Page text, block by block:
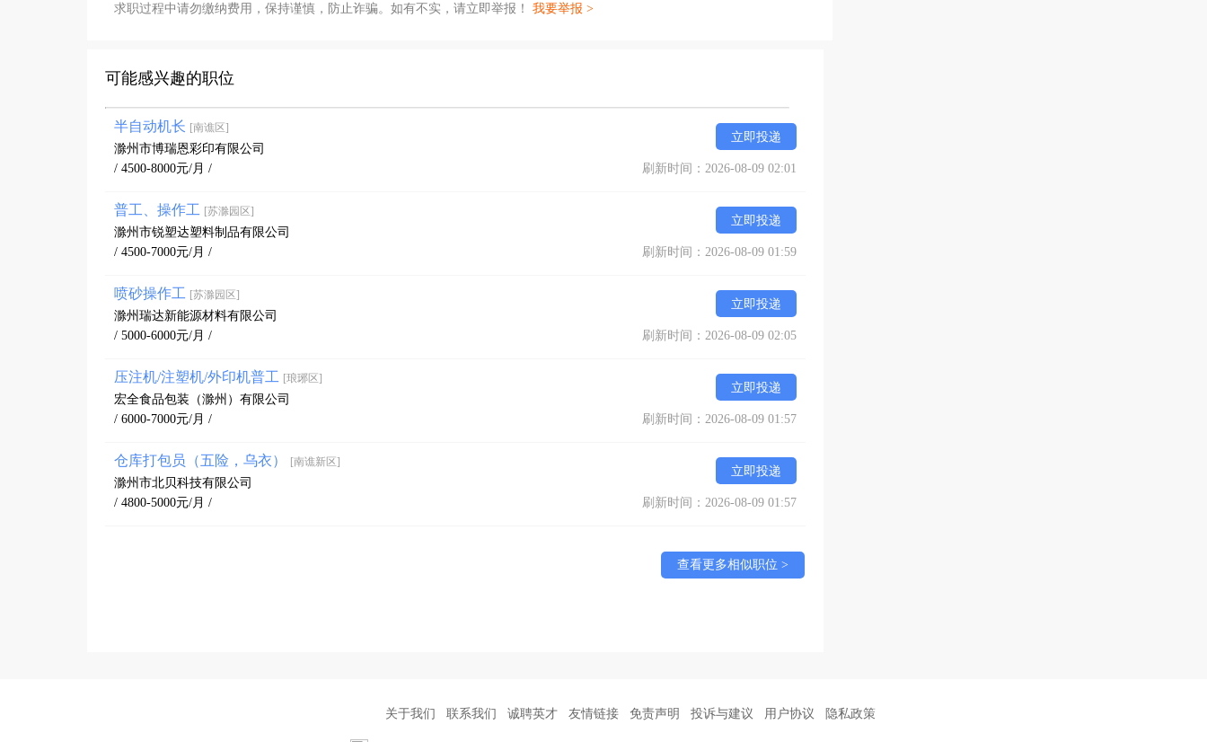
求职过程中请勿缴纳费用，保持谨慎，防止诈骗。如有不实，请立即举报！ 我要举报 >
可能感兴趣的职位
半自动机长 [南谯区]
立即投递
滁州市博瑞恩彩印有限公司
/ 4500-8000元/月 /
刷新时间：2026-08-09 02:01
普工、操作工 [苏滁园区]
立即投递
滁州市锐塑达塑料制品有限公司
/ 4500-7000元/月 /
刷新时间：2026-08-09 01:59
喷砂操作工 [苏滁园区]
立即投递
滁州瑞达新能源材料有限公司
/ 5000-6000元/月 /
刷新时间：2026-08-09 02:05
压注机/注塑机/外印机普工 [琅琊区]
立即投递
宏全食品包装（滁州）有限公司
/ 6000-7000元/月 /
刷新时间：2026-08-09 01:57
仓库打包员（五险，乌衣） [南谯新区]
立即投递
滁州市北贝科技有限公司
/ 4800-5000元/月 /
刷新时间：2026-08-09 01:57
查看更多相似职位 >
关于我们 联系我们 诚聘英才 友情链接 免责声明 投诉与建议 用户协议 隐私政策